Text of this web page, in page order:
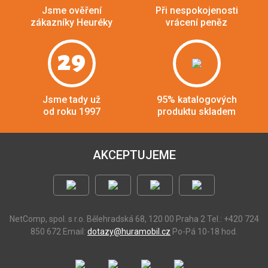
Jsme ověření
zákazníky Heuréky
Při nespokojenosti
vrácení peněz
29
Jsme tady už
od roku 1997
95% katalogových
produktu skladem
AKCEPTUJEME
NetComp, spol. s r.o. Bělehradská 68, 120 00 Praha 2 Tel.: +420 724
850 672 Email: dotazy@huramobil.cz Po-Pá 10-18 hod.